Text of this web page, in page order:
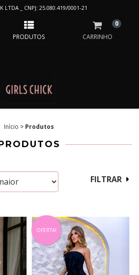
LTDA _ CNPJ: 25.080.419/0001-21
PRODUTOS CARRINHO
0
Início > Produtos
FILTRAR
OFERTA!